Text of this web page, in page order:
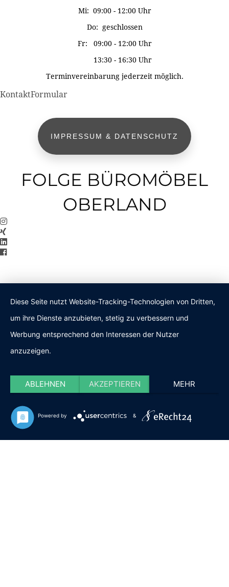
Mi: 09:00 - 12:00 Uhr
Do: geschlossen
Fr: 09:00 - 12:00 Uhr
13:30 - 16:30 Uhr
Terminvereinbarung jederzeit möglich.
KontaktFormular
IMPRESSUM & DATENSCHUTZ
FOLGE BÜROMÖBEL
OBERLAND
Diese Seite nutzt Website-Tracking-Technologien von Dritten,
um ihre Dienste anzubieten, stetig zu verbessern und
Werbung entsprechend den Interessen der Nutzer
anzuzeigen.
ABLEHNEN AKZEPTIEREN MEHR
Powered by &